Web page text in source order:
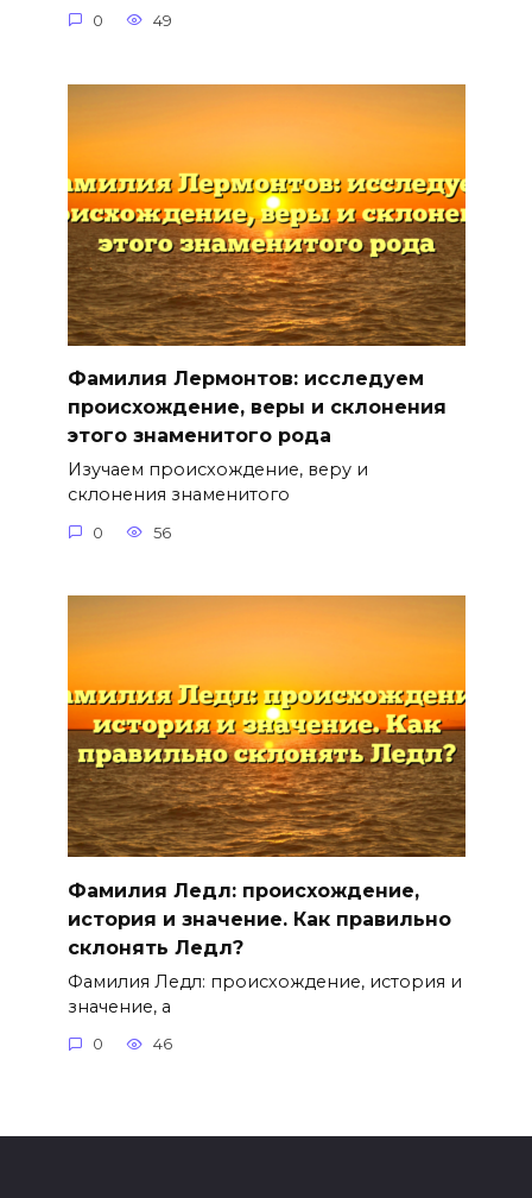
0 49
Фамилия Лермонтов: исследуем
происхождение, веры и склонения
этого знаменитого рода
Изучаем происхождение, веру и
склонения знаменитого
0 56
Фамилия Ледл: происхождение,
история и значение. Как правильно
склонять Ледл?
Фамилия Ледл: происхождение, история и
значение, а
0 46